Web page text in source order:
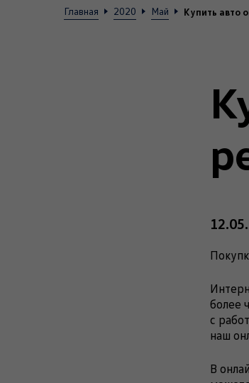
Главная 2020 Май Купить авто
более
с
наш
В